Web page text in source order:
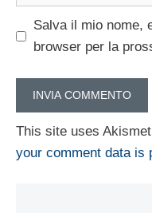
Salva il mio nome,
browser per la
This site uses
your comment data is